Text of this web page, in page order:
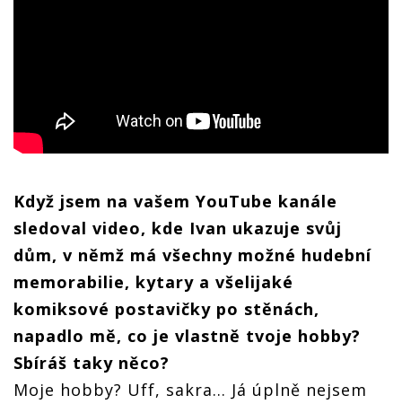
Když jsem na vašem YouTube kanále
sledoval video, kde Ivan ukazuje svůj
dům, v němž má všechny možné hudební
memorabilie, kytary a všelijaké
komiksové postavičky po stěnách,
napadlo mě, co je vlastně tvoje hobby?
Sbíráš taky něco?
Moje hobby? Uff, sakra... Já úplně nejsem